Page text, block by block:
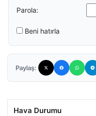
Parola:
Beni hatırla
Paylaş:
Hava Durumu